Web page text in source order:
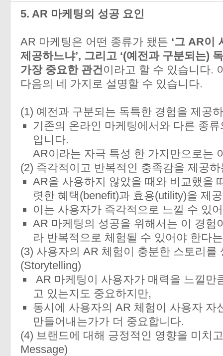
5. AR 마케팅의 성공 요인
AR 마케팅은 어떤 종류가 됐든 ‘그 AR이
제공하느냐’, 그리고 ‘(예전과 구분되는)
가장 중요한 관건이라고 할 수 있습니다.
다음의 네 가지로 설명할 수 있습니다.
(1) 예전과 구분되는 독특한 경험을 제공
기존의 온라인 마케팅에서와 다른 종
입니다.
AR이라는 자극 특성 한 가지만으로는
(2) 즉각적이고 반복적인 충족감을 제공
AR을 사용하지 않았을 때와 비교했을
렷한 혜택(benefit)과 효용(utility)을 제
이는 사용자가 즉각적으로 느낄 수 있
AR 마케팅의 성공을 위해서는 이 경험
라 반복적으로 체험될 수 있어야 한다
(3) 사용자의 AR 체험이 충분한 스토리를
(Storytelling)
AR 마케팅이 사용자가 매력을 느낄만
고 있는지도 중요하지만,
동시에 사용자의 AR 체험이 사용자 자
만들어내는가가 더 중요합니다.
(4) 브랜드에 대해 긍정적인 영향을 미치
Message)